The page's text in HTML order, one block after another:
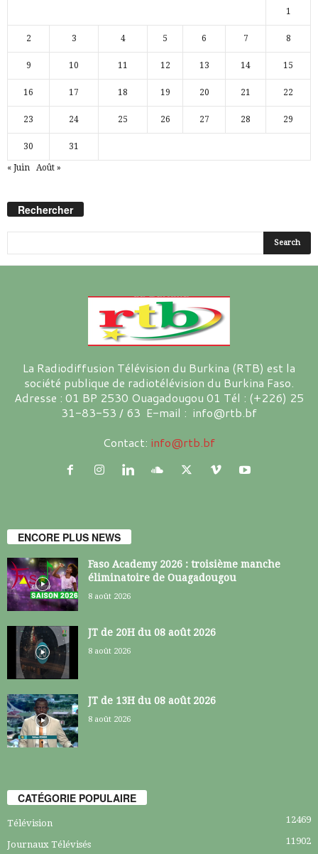
1
2 3 4 5 6 7 8
9 10 11 12 13 14 15
16 17 18 19 20 21 22
23 24 25 26 27 28 29
30 31
« Juin Août »
Rechercher
La Radiodiffusion Télévision du Burkina (RTB) est la
société publique de radiotélévision du Burkina Faso.
Adresse : 01 BP 2530 Ouagadougou 01 Tél : (+226) 25
31-83-53 / 63 E-mail : info@rtb.bf
Contact: info@rtb.bf
ENCORE PLUS NEWS
Faso Academy 2026 : troisième manche
éliminatoire de Ouagadougou
8 août 2026
JT de 20H du 08 août 2026
8 août 2026
JT de 13H du 08 août 2026
8 août 2026
CATÉGORIE POPULAIRE
Télévision 12469
Journaux Télévisés 11902